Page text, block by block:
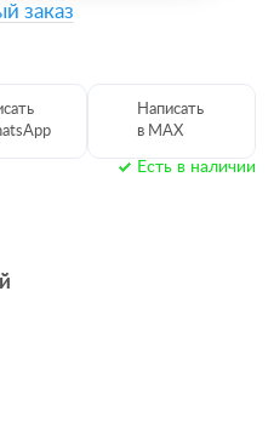
Есть в наличии
заказ
Написать
в MAX